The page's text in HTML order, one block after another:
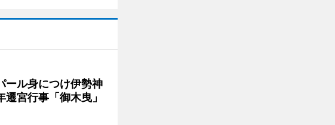
ール身につけ伊勢神
宮行事「御木曳」